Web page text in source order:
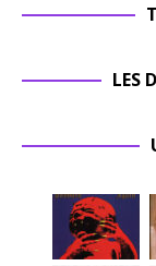
LES